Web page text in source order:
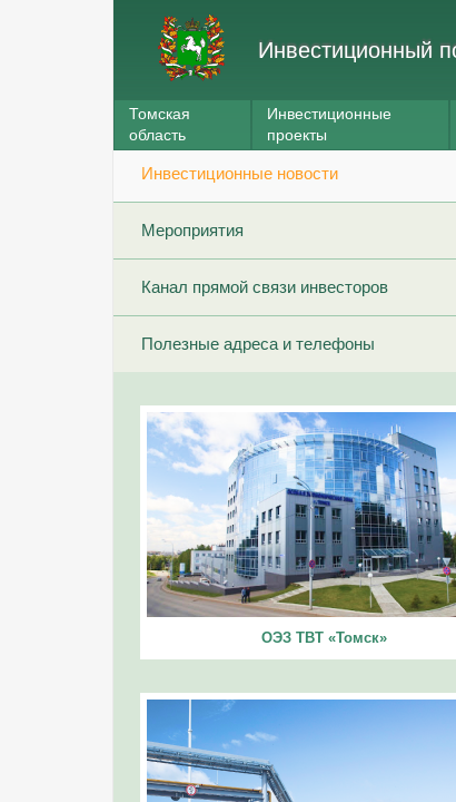
Инвестиционный
Томская
область
Инвестиционные
проекты
Инвестиционные новости
Мероприятия
Канал прямой связи инвесторов
Полезные адреса и телефоны
ОЭЗ ТВТ «Томск»